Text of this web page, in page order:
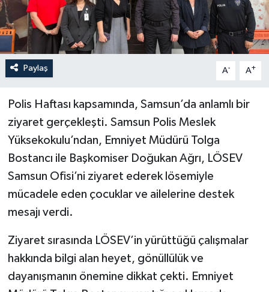
Paylaş A- A+
Polis Haftası kapsamında, Samsun’da anlamlı bir
ziyaret gerçekleşti. Samsun Polis Meslek
Yüksekokulu’ndan, Emniyet Müdürü Tolga
Bostancı ile Başkomiser Doğukan Ağrı, LÖSEV
Samsun Ofisi’ni ziyaret ederek lösemiyle
mücadele eden çocuklar ve ailelerine destek
mesajı verdi.
Ziyaret sırasında LÖSEV’in yürüttüğü çalışmalar
hakkında bilgi alan heyet, gönüllülük ve
dayanışmanın önemine dikkat çekti. Emniyet